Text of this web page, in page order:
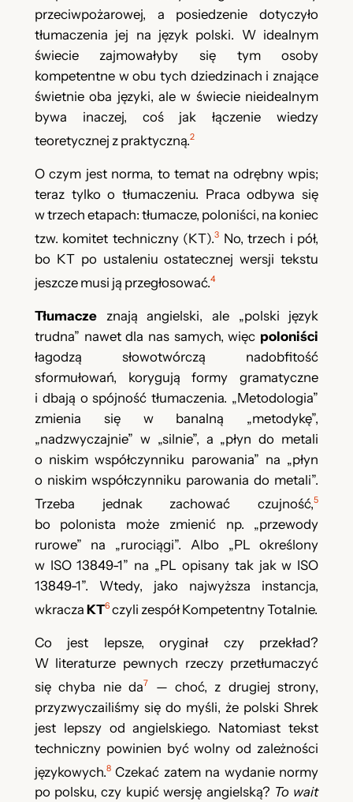
przeciwpożarowej, a posiedzenie dotyczyło
tłumaczenia jej na język polski. W idealnym
świecie zajmowałyby się tym osoby
kompetentne w obu tych dziedzinach i znające
świetnie oba języki, ale w świecie nieidealnym
bywa inaczej, coś jak łączenie wiedzy
teoretycznej z praktyczną.2
O czym jest norma, to temat na odrębny wpis;
teraz tylko o tłumaczeniu. Praca odbywa się
w trzech etapach: tłumacze, poloniści, na koniec
tzw. komitet techniczny (KT).3 No, trzech i pół,
bo KT po ustaleniu ostatecznej wersji tekstu
jeszcze musi ją przegłosować.4
Tłumacze znają angielski, ale „polski język
trudna” nawet dla nas samych, więc poloniści
łagodzą słowotwórczą nadobfitość
sformułowań, korygują formy gramatyczne
i dbają o spójność tłumaczenia. „Metodologia”
zmienia się w banalną „metodykę”,
„nadzwyczajnie” w „silnie”, a „płyn do metali
o niskim współczynniku parowania” na „płyn
o niskim współczynniku parowania do metali”.
Trzeba jednak zachować czujność,5
bo polonista może zmienić np. „przewody
rurowe” na „rurociągi”. Albo „PL określony
w ISO 13849-1” na „PL opisany tak jak w ISO
13849-1”. Wtedy, jako najwyższa instancja,
wkracza KT6czyli zespół Kompetentny Totalnie.
Co jest lepsze, oryginał czy przekład?
W literaturze pewnych rzeczy przetłumaczyć
się chyba nie da7
— choć, z drugiej strony,
przyzwyczailiśmy się do myśli, że polski Shrek
jest lepszy od angielskiego. Natomiast tekst
techniczny powinien być wolny od zależności
językowych.8Czekać zatem na wydanie normy
po polsku, czy kupić wersję angielską? To wait